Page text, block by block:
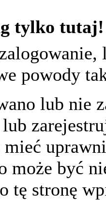
tylko tutaj!
powody
lub nie
może być
tę stronę